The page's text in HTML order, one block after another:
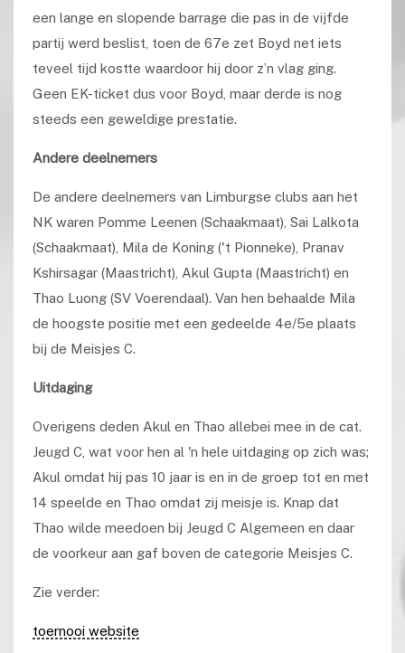
een lange en slopende barrage die pas in de vijfde
partij werd beslist, toen de 67e zet Boyd net iets
teveel tijd kostte waardoor hij door z’n vlag ging.
Geen EK-ticket dus voor Boyd, maar derde is nog
steeds een geweldige prestatie.
Andere deelnemers
De andere deelnemers van Limburgse clubs aan het
NK waren Pomme Leenen (Schaakmaat), Sai Lalkota
(Schaakmaat), Mila de Koning ('t Pionneke), Pranav
Kshirsagar (Maastricht), Akul Gupta (Maastricht) en
Thao Luong (SV Voerendaal). Van hen behaalde Mila
de hoogste positie met een gedeelde 4e/5e plaats
bij de Meisjes C.
Uitdaging
Overigens deden Akul en Thao allebei mee in de cat.
Jeugd C, wat voor hen al 'n hele uitdaging op zich was;
Akul omdat hij pas 10 jaar is en in de groep tot en met
14 speelde en Thao omdat zij meisje is. Knap dat
Thao wilde meedoen bij Jeugd C Algemeen en daar
de voorkeur aan gaf boven de categorie Meisjes C.
Zie verder:
toernooi website